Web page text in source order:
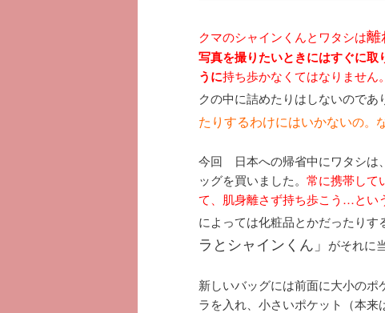
クマのシャインくんとワタシは離
写真を撮りたいときにはすぐに
うに持ち歩かなくてはなりません。
クの中に詰めたりはしないのであ
たりするわけにはいかないの。
今回 日本への帰省中にワタシは
ッグを買いました。 常に携帯して
て、肌身離さず持ち歩こう…とい
によっては化粧品とかだったりす
ラとシャインくん」 がそれに
新しいバッグには前面に大小の
ラを入れ、小さいポケット（本